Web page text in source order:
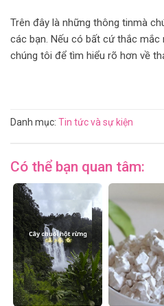
Trên đây là những thông tinmà
các bạn. Nếu có bất cứ thắc mắc
chúng tôi để tìm hiểu rõ hơn về
Danh mục: Tin tức và sự kiện
Có thể bạn quan tâm: